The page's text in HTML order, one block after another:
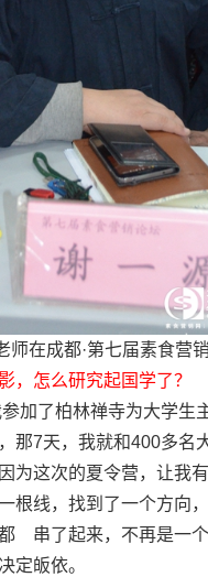
师在成都·第七届素食营
，怎么研究起国学了？
加了柏林禅寺为大学生
那7天，我就和400多名
为这次的夏令营，让我
根线，找到了一个方向
串了起来，不再是一
定皈依。